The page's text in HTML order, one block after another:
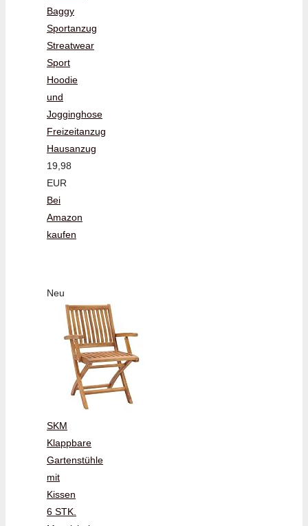
Baggy
Sportanzug
Streatwear
Sport
Hoodie
und
Jogginghose
Freizeitanzug
Hausanzug
19,98
EUR
Bei
Amazon
kaufen
Neu
SKM
Klappbare
Gartenstühle
mit
Kissen
6 STK.